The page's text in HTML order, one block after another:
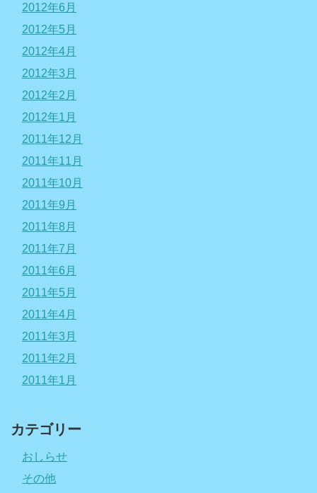
2012年6月
2012年5月
2012年4月
2012年3月
2012年2月
2012年1月
2011年12月
2011年11月
2011年10月
2011年9月
2011年8月
2011年7月
2011年6月
2011年5月
2011年4月
2011年3月
2011年2月
2011年1月
カテゴリー
おしらせ
その他